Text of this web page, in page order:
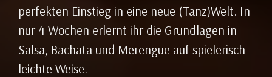
perfekten Einstieg in eine neue (Tanz)Welt. In
nur 4 Wochen erlernt ihr die Grundlagen in
Salsa, Bachata und Merengue auf spielerisch
leichte Weise.